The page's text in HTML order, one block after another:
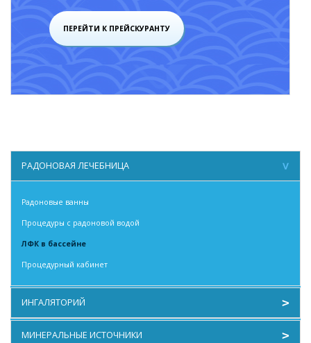
ПЕРЕЙТИ К ПРЕЙСКУРАНТУ
РАДОНОВАЯ ЛЕЧЕБНИЦА
Радоновые ванны
Процедуры с радоновой водой
ЛФК в бассейне
Процедурный кабинет
ИНГАЛЯТОРИЙ
МИНЕРАЛЬНЫЕ ИСТОЧНИКИ